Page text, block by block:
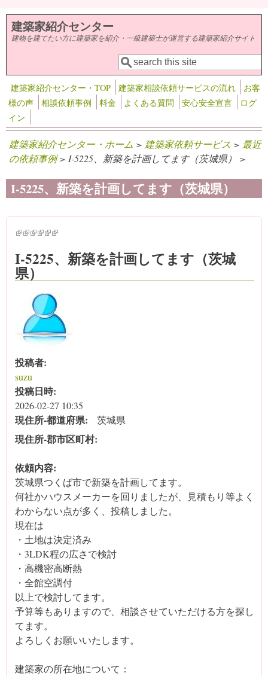
メインコンテンツに移動
建築家紹介センター
建物を建てたい方に建築家を紹介・一級建築士が運営する建築家紹介サイト
検索フォーム
検索
建築家紹介センター・TOP 建築家相談依頼サービスの流れ
お客
様の声
相談依頼事例 料金 よくある質問 安心安全宣言
ログ
イン
建築家紹介センター・ホーム > 建築家依頼サービス > 最近
の依頼事例> I-5225、新築を計画してます（茨城県） >
I-5225、新築を計画してます（茨城県）
(link is external)
(link is external)
(link is external)
(link is external)
(link is external)
(link is external)
I-5225、新築を計画してます（茨城
県）
投稿者:
suzu
投稿日時:
2026-02-27 10:35
現住所‐都道府県: 茨城県
現住所‐郡市区町村:
依頼内容:
茨城県つくば市で新築を計画してます。
何社かハウスメーカーを回りましたが、見積もり等よく
わからない点が多く、投稿しました。
現在は
・土地は決定済み
・3LDK程の広さで検討
・高機密高断熱
・全館空調付
以上で検討してます。
予算等もありますので、相談させていただける方を探し
てます。
よろしくお願いいたします。
建築家の所在地について：